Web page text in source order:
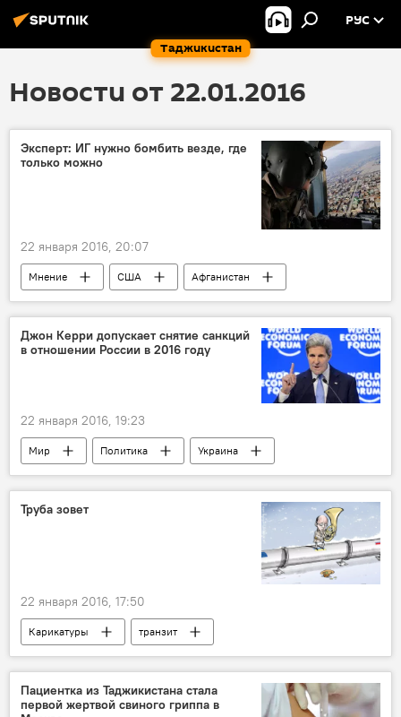
Таджикистан
РУС
Новости от 22.01.2016
Эксперт: ИГ нужно бомбить везде, где
только можно
22 января 2016, 20:07
Мнение США
Афганистан
Россия
Джон Керри допускает снятие санкций
в отношении России в 2016 году
22 января 2016, 19:23
Мир Политика
Украина
Сергей Лавров
Джон Керри
санкции
Россия
Труба зовет
22 января 2016, 17:50
Карикатуры транзит
Пациентка из Таджикистана стала
первой жертвой свиного гриппа в